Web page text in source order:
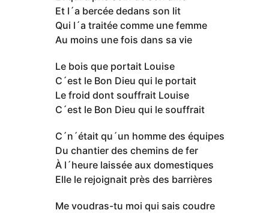
Et l´a bercée dedans son lit
Qui l´a traitée comme une femme
Au moins une fois dans sa vie
Le bois que portait Louise
C´est le Bon Dieu qui le portait
Le froid dont souffrait Louise
C´est le Bon Dieu qui le souffrait
C´n´était qu´un homme des équipes
Du chantier des chemins de fer
À l´heure laissée aux domestiques
Elle le rejoignait près des barrières
Me voudras-tu moi qui sais coudre